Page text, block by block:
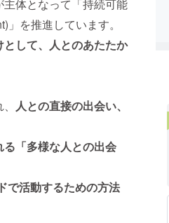
体となって「持続可能
を推進しています。
して、人とのあたたか
人との直接の出会い、
「多様な人との出会
で活動するための方法